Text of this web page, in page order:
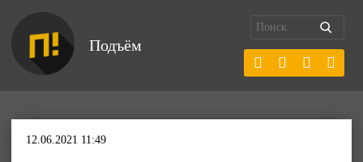
Подъём
12.06.2021 11:49